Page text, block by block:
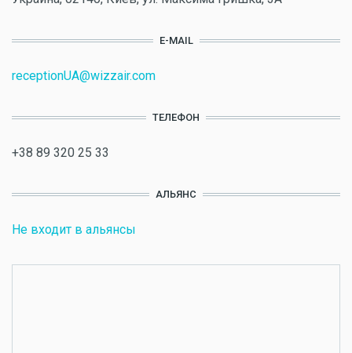
E-MAIL
receptionUA@wizzair.com
ТЕЛЕФОН
+38 89 320 25 33
АЛЬЯНС
Не входит в альянсы